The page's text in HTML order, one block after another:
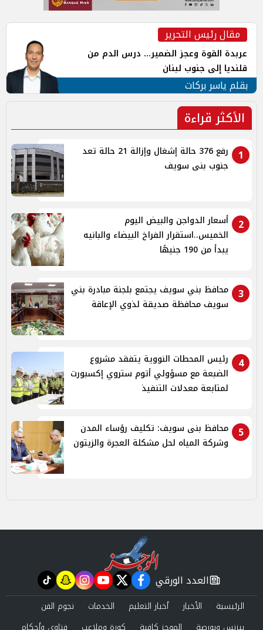
مقال رئيس التحرير
عربدة القوة وعجز الضمير... درس الدم من
قلنديا إلى جنوب لبنان
بقلم ياسر بركات
الأكثر قراءة
1
رفع 376 حالة إشغال وإزالة 21 حالة تعد
جنوب بنى سويف
2
أسعار الدواجن والبيض اليوم
الخميس..استقرار الفراخ البيضاء والبانيه
يبدأ من 190 جنيهًا
3
محافظ بني سويف يجتمع بلجنة مبادرة بني
سويف محافظة صديقة لذوي الإعاقة
4
رئيس المحطات النووية يتفقد مشروع
الضبعة مع مسؤولي أتوم ستروي إكسبورت
لمتابعة معدلات التنفيذ
5
محافظ بنى سويف: تكليف رؤساء المدن
وشركة المياه لحل مشكلة العجرة والزيتون
newspaper
العدد الورقي facebook
twitter
youtube
instagram
snapchat
tiktok
الرئيسية الأخبار أخبار التعليم الخدمات
نجوم الفن